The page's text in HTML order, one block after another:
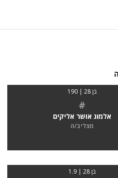
בן 28 | 190
#
אלמוג אושר אליקים
מצליב/ה
בן 28 | 1.9